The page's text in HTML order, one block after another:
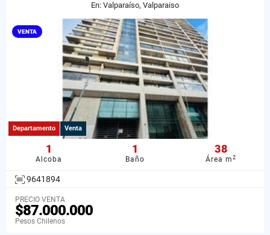
En: Valparaíso, Valparaiso
VENTA
Departamento Venta
1
Alcoba
1
Baño
38
Área m2
9641894
PRECIO VENTA
$87.000.000
Pesos Chilenos